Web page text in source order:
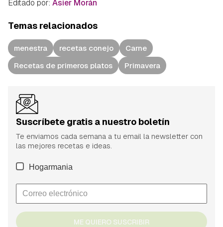
Editado por: Asier Morán
Temas relacionados
menestra recetas conejo
Carne
Recetas de primeros platos
Primavera
Suscríbete gratis a nuestro boletín
Te enviamos cada semana a tu email la newsletter con
las mejores recetas e ideas.
Hogarmania
ME QUIERO SUSCRIBIR